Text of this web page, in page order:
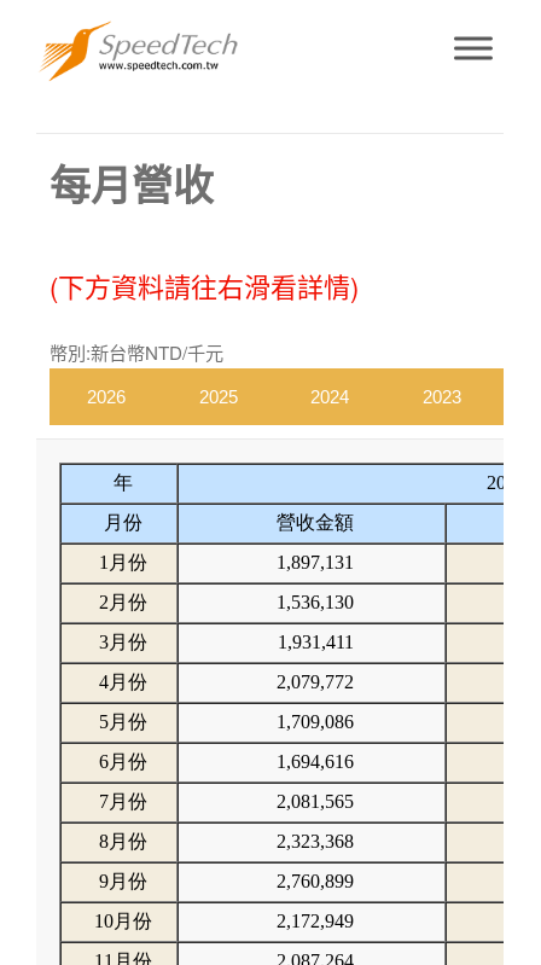
每月營收
(下方資料請往右滑看詳情)
幣別:新台幣NTD/千元